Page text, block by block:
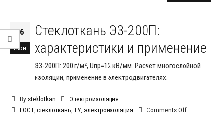
26
Июн
Стеклоткань Э3-200П:
характеристики и применение
Э3-200П: 200 г/м², Uпр=12 кВ/мм. Расчёт многослойной
изоляции, применение в электродвигателях.
By steklotkan
Электроизоляция
ГОСТ, стеклоткань ТУ, электроизоляция Comments Off